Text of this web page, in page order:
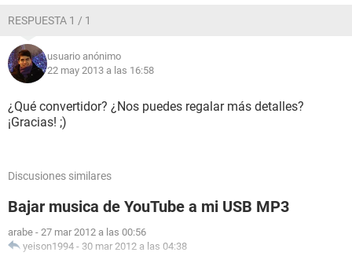
RESPUESTA 1 / 1
usuario anónimo
22 may 2013 a las 16:58
¿Qué convertidor? ¿Nos puedes regalar más detalles?
¡Gracias! ;)
Discusiones similares
Bajar musica de YouTube a mi USB MP3
arabe - 27 mar 2012 a las 00:56
yeison1994 - 30 mar 2012 a las 04:38